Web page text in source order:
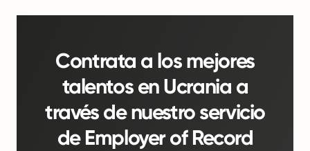
Contrata a los mejores
talentos en Ucrania a
través de nuestro servicio
de Employer of Record